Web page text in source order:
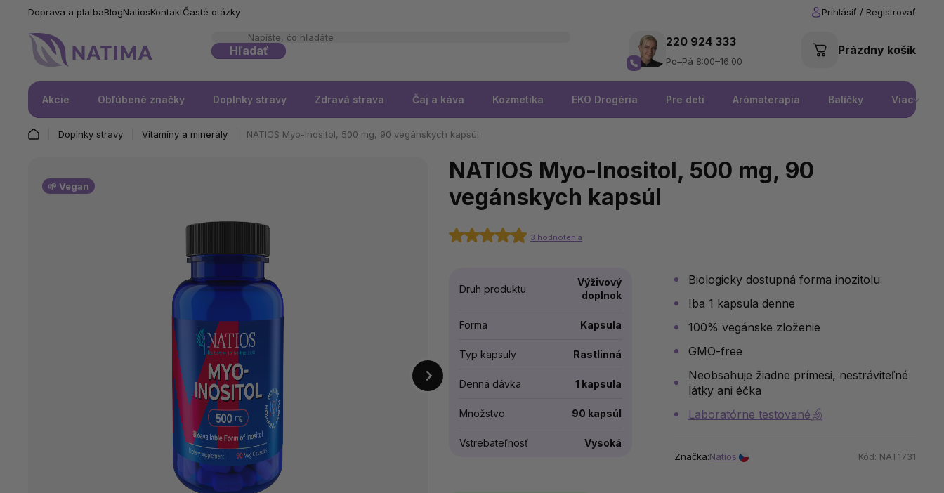
Doprava a platbaBlogNatiosKontaktČasté otázky
Hľadať Prázdny košík
220 924 333
Po–Pá 8:00–16:00
Akcie Obľúbené značky Doplnky stravy Zdravá strava Čaj a káva Kozmetika EKO Drogéria Pre deti Arómaterapia Balíčky Viac
Doplnky stravy Vitamíny a minerály NATIOS Myo-Inositol, 500 mg, 90 vegánskych kapsúl
🌱 Vegan
NATIOS Myo-Inositol, 500 mg, 90
vegánskych kapsúl
Biologicky dostupná forma inozitolu
Iba 1 kapsula denne
100% vegánske zloženie
GMO-free
Neobsahuje žiadne prímesi, nestráviteľné
látky ani éčka
Laboratórne testované
Značka:Natios Kód: NAT1731
3 hodnotenia
Druh produktu
Výživový
doplnok
Forma Kapsula
Typ kapsuly Rastlinná
Denná dávka 1 kapsula
Množstvo 90 kapsúl
Vstrebateľnosť Vysoká